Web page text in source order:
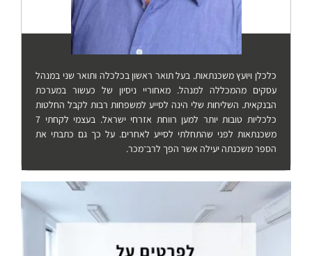
כלכלן ויועץ משכנתאות. בעל תואר ראשון בכלכלה ותואר שני במנהל
עסקים מהמכללה למנהל. מאחוריי ניסיון של כעשור במערכת
הבנקאית. השליחות שלי הינה לסייע למשפחות רבות לקבל החלטות
כלכליות טובות יותר למען רווחת אזרחי ישראל. בעצמי לקחתי 7
משכנתאות לפני שהתחלתי לסייע לאחרים. על כך גם כתבתי את
הספר משכנתה יעילה אשר הפך לרב־מכר.